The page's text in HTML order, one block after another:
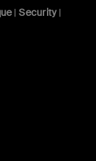
|Security |